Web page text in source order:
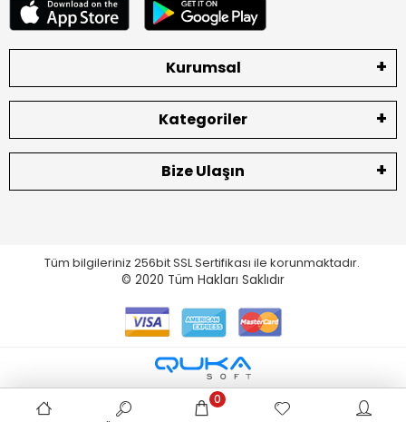
Kurumsal
Kategoriler
Bize Ulaşın
Tüm bilgileriniz 256bit SSL Sertifikası ile korunmaktadır.
© 2020 Tüm Hakları Saklıdır
0